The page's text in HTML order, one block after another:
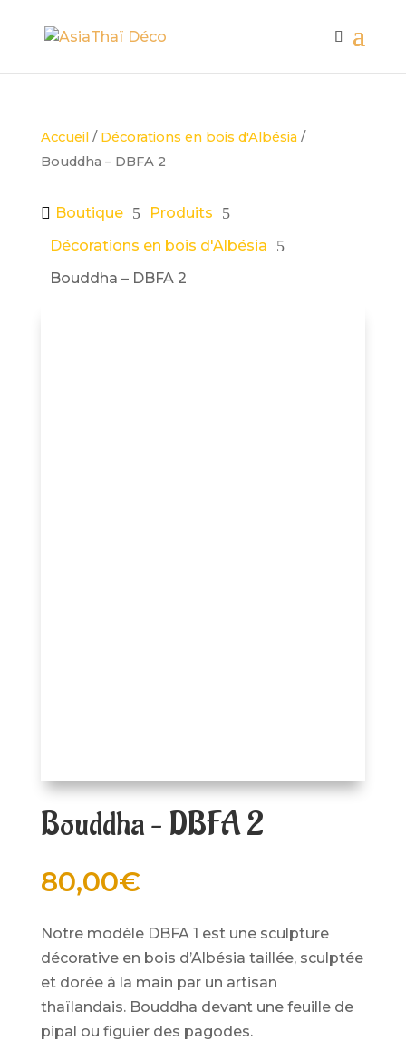
Accueil/ Décorations en bois d'Albésia/
Bouddha – DBFA 2
 Boutique 5 Produits 5
Décorations en bois d'Albésia 5
Bouddha – DBFA 2
Bouddha – DBFA 2
80,00€
Notre modèle DBFA 1 est une sculpture
décorative en bois d’Albésia taillée, sculptée
et dorée à la main par un artisan
thaïlandais. Bouddha devant une feuille de
pipal ou figuier des pagodes.